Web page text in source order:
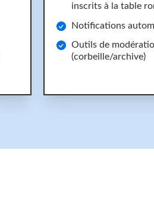
inscrits à la table
Notifications
Outils de
(corbeille/archive)